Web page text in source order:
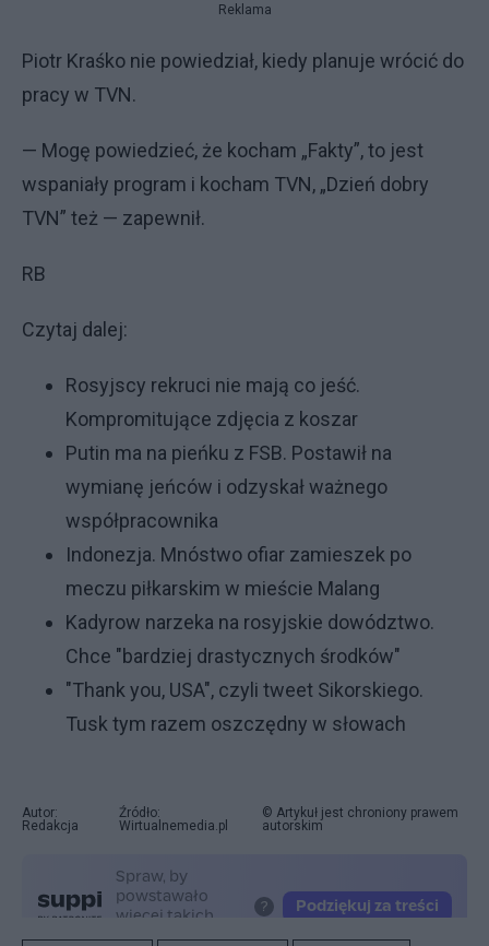
Reklama
Piotr Kraśko nie powiedział, kiedy planuje wrócić do
pracy w TVN.
— Mogę powiedzieć, że kocham „Fakty”, to jest
wspaniały program i kocham TVN, „Dzień dobry
TVN” też — zapewnił.
RB
Czytaj dalej:
Rosyjscy rekruci nie mają co jeść.
Kompromitujące zdjęcia z koszar
Putin ma na pieńku z FSB. Postawił na
wymianę jeńców i odzyskał ważnego
współpracownika
Indonezja. Mnóstwo ofiar zamieszek po
meczu piłkarskim w mieście Malang
Kadyrow narzeka na rosyjskie dowództwo.
Chce "bardziej drastycznych środków"
"Thank you, USA", czyli tweet Sikorskiego.
Tusk tym razem oszczędny w słowach
Autor:
Redakcja
Źródło:
Wirtualnemedia.pl
© Artykuł jest chroniony prawem
autorskim